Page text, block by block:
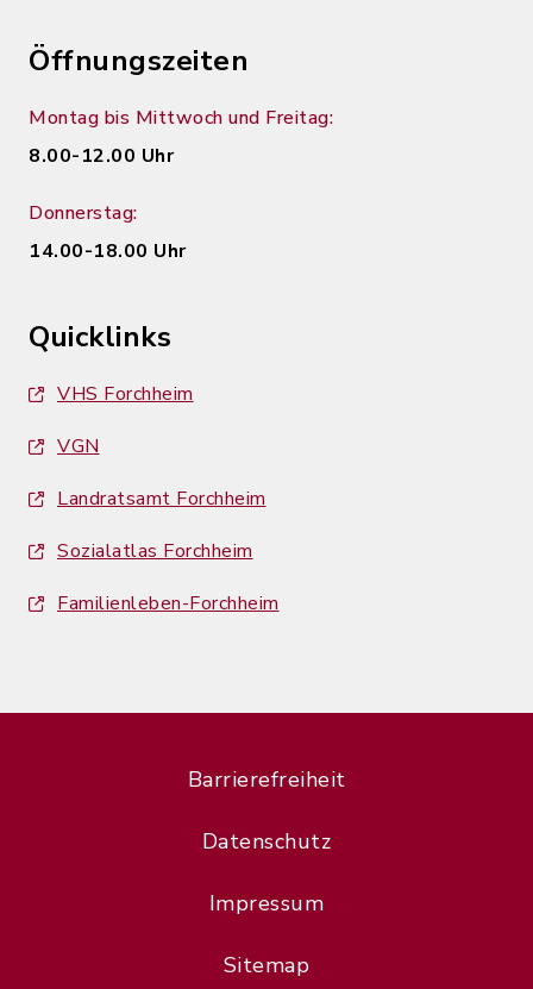
Öffnungszeiten
Montag bis Mittwoch und Freitag:
8.00-12.00 Uhr
Donnerstag:
14.00-18.00 Uhr
Quicklinks
VHS Forchheim
VGN
Landratsamt Forchheim
Sozialatlas Forchheim
Familienleben-Forchheim
Barrierefreiheit
Datenschutz
Impressum
Sitemap